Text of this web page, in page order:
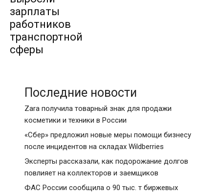
зарплаты
работников
транспортной
сферы
Последние новости
Zara получила товарный знак для продажи
косметики и техники в России
«Сбер» предложил новые меры помощи бизнесу
после инцидентов на складах Wildberries
Эксперты рассказали, как подорожание долгов
повлияет на коллекторов и заемщиков
ФАС России сообщила о 90 тыс. т биржевых